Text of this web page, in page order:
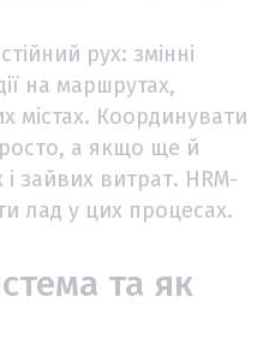
рух: змінні
на маршрутах,
містах. Координувати
а якщо ще й
зайвих витрат. HRM-
лад у цих процесах.
та як